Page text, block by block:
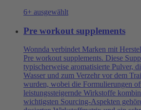
6+ ausgewählt
Pre workout supplements
Wonnda verbindet Marken mit
Pre workout supplements. Diese
typischerweise aromatisierte Pulver,
Wasser und zum Verzehr vor dem
wurden, wobei die Formulierungen
leistungssteigernde Wirkstoffe
wichtigsten Sourcing-Aspekten